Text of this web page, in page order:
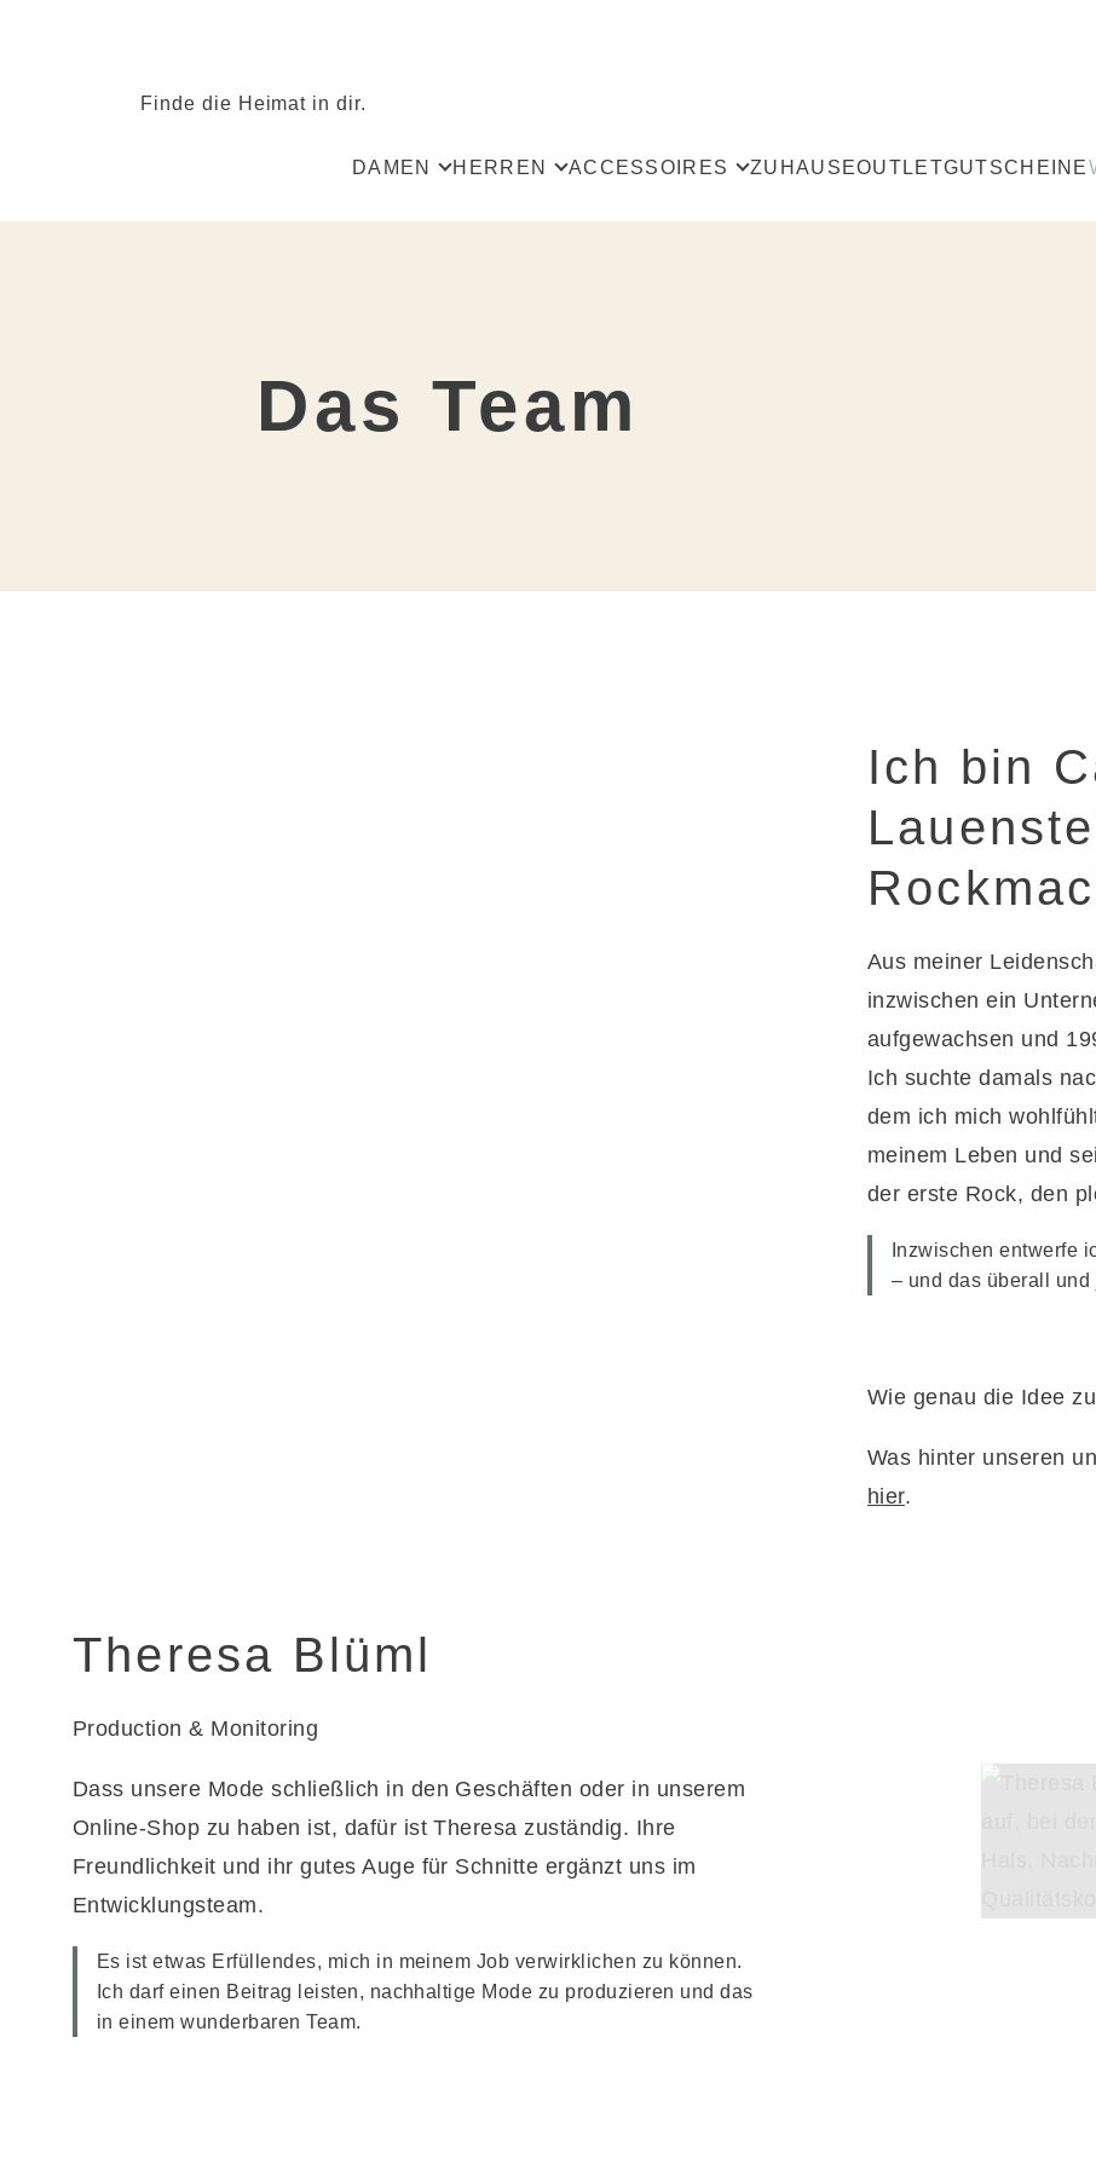
Finde die Heimat in dir.
DAMEN
Jacken
HERREN
Hosenträger
ACCESSOIRES ZUHAUSEOUTLETGUTSCHEINE
Das Team
Ich bin
Aus meiner
inzwischen ein
aufgewachsen und
Ich suchte damals
dem ich mich
meinem Leben und
der erste Rock, den
Inzwischen entwerfe
– und das überall und
Wie genau die Idee
Was hinter unseren
hier.
Theresa Blüml
Production & Monitoring
Dass unsere Mode schließlich in den Geschäften oder in unserem
Online-Shop zu haben ist, dafür ist Theresa zuständig. Ihre
Freundlichkeit und ihr gutes Auge für Schnitte ergänzt uns im
Entwicklungsteam.
Es ist etwas Erfüllendes, mich in meinem Job verwirklichen zu können.
Ich darf einen Beitrag leisten, nachhaltige Mode zu produzieren und das
in einem wunderbaren Team.